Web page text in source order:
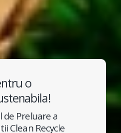
o
de Preluare a
Clean Recycle